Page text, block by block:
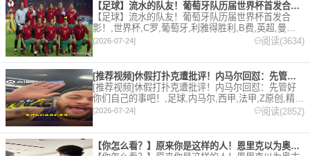
【足球】流水的队友！葡萄牙队历届世界杯首发合影！
【足球】流水的队友！葡萄牙队历届世界杯首发合
影！,世界杯,C罗,葡萄牙,利雅得胜利,B费,英超,曼联,
足球,精彩体育剪辑视频在线播放。本站提供最全的篮
[2026-07-24] 阅读(3634)
[推荐视频]休假打扑克遭批评！内马尔回怼：先管好你们自己的事
[推荐视频]休假打扑克遭批评！内马尔回怼：先管好
你们自己的事吧！,足球,内马尔,西甲,法甲,Z原创,精彩
体育剪辑视频在线播放。本站提供最全的篮球视频足
球视频,集锦,录像。
[2026-07-24] 阅读(2852)
【你怎么看？】原来你是这样的人！恩里克以为奥古斯托在给自己拍